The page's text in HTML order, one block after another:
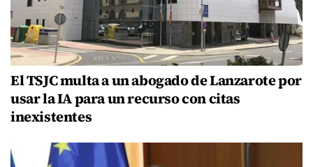
El TSJC multa a un abogado de Lanzarote por
usar la IA para un recurso con citas
inexistentes